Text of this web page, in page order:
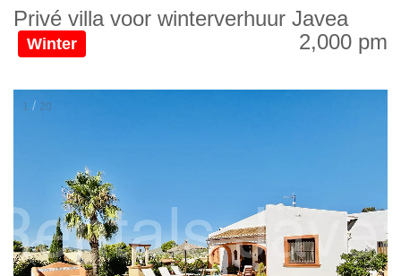
Privé villa voor winterverhuur Javea
Winter 2,000 pm
2 / 20